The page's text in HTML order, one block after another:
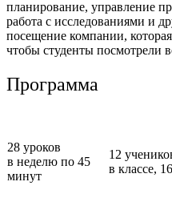
планирование, управление
работа с исследованиями и
посещение компании,
чтобы студенты посмотрели
Программа
28 уроков
в неделю по 45
минут
12
в классе,